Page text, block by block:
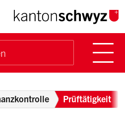
Kanton
Breadcrumb
Prüftätigkeit